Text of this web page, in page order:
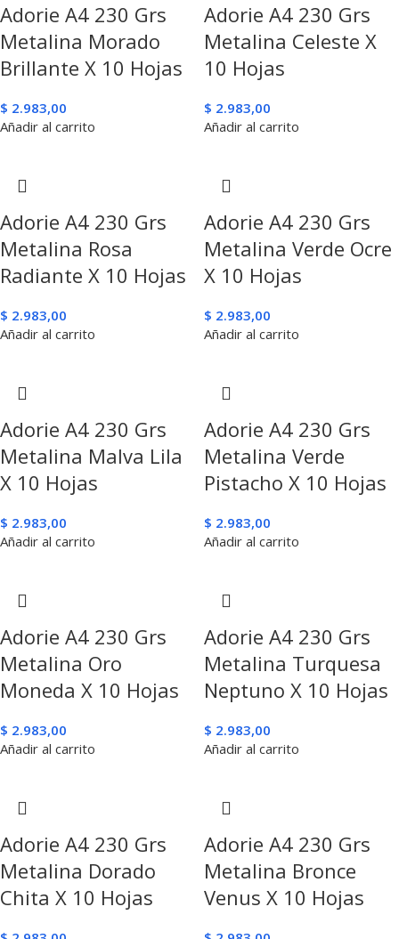
Adorie A4 230 Grs
Metalina Morado
Brillante X 10 Hojas
$ 2.983,00
Añadir al carrito
Adorie A4 230 Grs
Metalina Celeste X
10 Hojas
$ 2.983,00
Añadir al carrito
Adorie A4 230 Grs
Metalina Rosa
Radiante X 10 Hojas
$ 2.983,00
Añadir al carrito
Adorie A4 230 Grs
Metalina Verde Ocre
X 10 Hojas
$ 2.983,00
Añadir al carrito
Adorie A4 230 Grs
Metalina Malva Lila
X 10 Hojas
$ 2.983,00
Añadir al carrito
Adorie A4 230 Grs
Metalina Verde
Pistacho X 10 Hojas
$ 2.983,00
Añadir al carrito
Adorie A4 230 Grs
Metalina Oro
Moneda X 10 Hojas
$ 2.983,00
Añadir al carrito
Adorie A4 230 Grs
Metalina Turquesa
Neptuno X 10 Hojas
$ 2.983,00
Añadir al carrito
Adorie A4 230 Grs
Metalina Dorado
Chita X 10 Hojas
Adorie A4 230 Grs
Metalina Bronce
Venus X 10 Hojas